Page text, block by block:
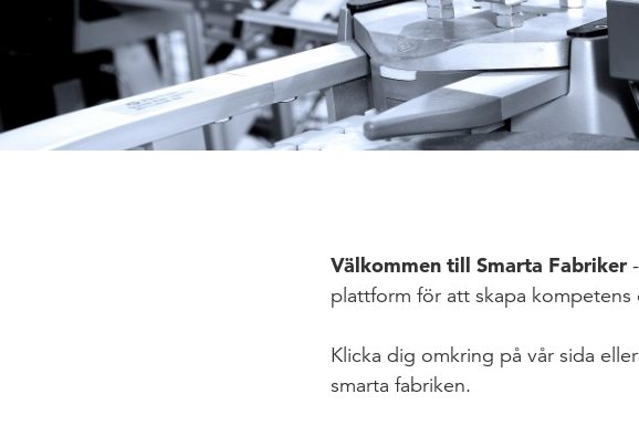
Välkommen till Smarta Fabriker-
plattform för att skapa
Klicka dig omkring på vår sida
smarta fabriken.